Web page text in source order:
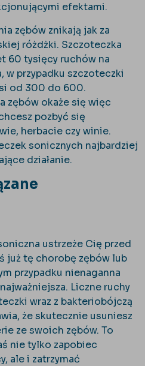
efektami.
zębów znikają jak za
różdżki. Szczoteczka
60 tysięcy ruchów na
w przypadku szczoteczki
od 300 do 600.
zębów okaże się więc
pozbyć się
herbacie czy winie.
sonicznych najbardziej
działanie.
ustrzeże Cię przed
już tę chorobę zębów lub
przypadku nienaganna
Liczne ruchy
wraz z bakteriobójczą
że skutecznie usuniesz
ze swoich zębów. To
nie tylko zapobiec
ale i zatrzymać